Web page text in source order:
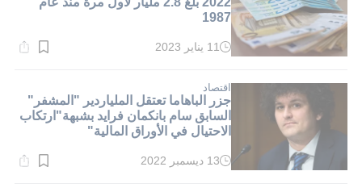
1987
وقت
دقيقة.
11 يناير 2023
اقتصاد
جزر الباهاما تعتقل الملياردير "المشفر"
السابق سام بانكمان فرايد بشبهة"ارتكاب
الاحتيال في الأوراق المالية"
وقت
13 ديسمبر 2022